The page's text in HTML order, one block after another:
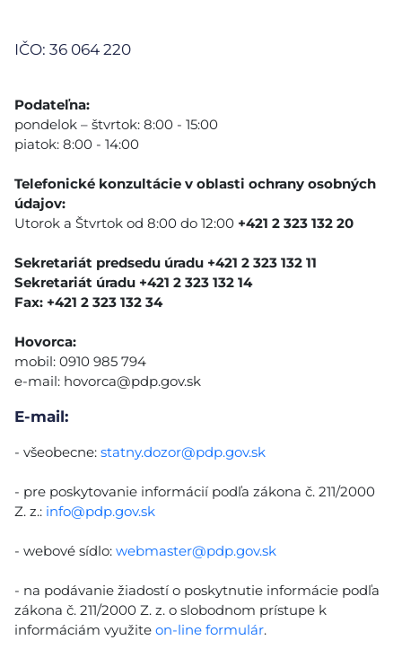
IČO: 36 064 220
Podateľna:
pondelok – štvrtok: 8:00 - 15:00
piatok: 8:00 - 14:00
Telefonické konzultácie v oblasti ochrany osobných
údajov:
Utorok a Štvrtok od 8:00 do 12:00 +421 2 323 132 20
Sekretariát predsedu úradu +421 2 323 132 11
Sekretariát úradu +421 2 323 132 14
Fax: +421 2 323 132 34
Hovorca:
mobil: 0910 985 794
e-mail: hovorca@pdp.gov.sk
E-mail:
- všeobecne: statny.dozor@pdp.gov.sk
- pre poskytovanie informácií podľa zákona č. 211/2000
Z. z.: info@pdp.gov.sk
- webové sídlo: webmaster@pdp.gov.sk
- na podávanie žiadostí o poskytnutie informácie podľa
zákona č. 211/2000 Z. z. o slobodnom prístupe k
informáciám využite on-line formulár.